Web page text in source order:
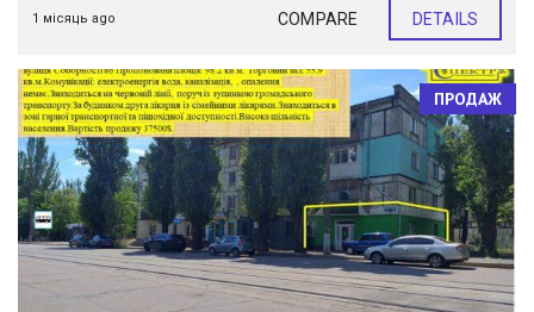
1 місяць ago COMPARE DETAILS
ПРОДАЖ